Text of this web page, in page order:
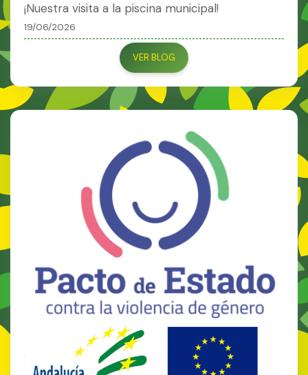
¡Nuestra visita a la piscina municipal!
19/06/2026
VER BLOG